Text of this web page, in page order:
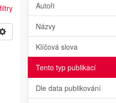
Autoři
Názvy
Klíčová slova
Tento typ publikací
Dle data publikování